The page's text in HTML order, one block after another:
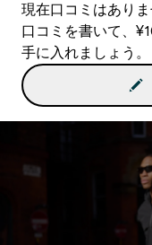
現在口コミはありま
口コミを書いて、
手に入れましょう。